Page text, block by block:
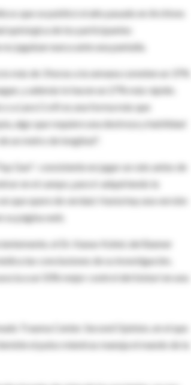
que se publicó el año pasado en Archives
quirúrgica de los participantes
jugaban nunca ante una pantalla.
más de 3 horas a la semana cometen un 37%
y además lo hacen un 27% más rápido.
a Lara Croft es una forma más que
algo que requiere una destreza y habilidad
un metro de longitud".
Gun"- consistente en jugar un rato antes de
en el campo, para ir adquiriendo la
que opere de verdad. Hasta hay una versión
página web.
el Dr. Kanav Kohel, del Banner
las conclusiones de su investigación,
a un 50% mejor control del bisturí en una
Trauma Center. Second Opinion, en el que
el pulso mientras maneja el mando de la